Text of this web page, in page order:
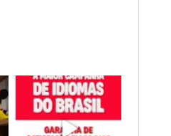
com tudo!
Robótica, IA e